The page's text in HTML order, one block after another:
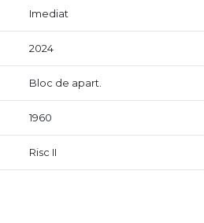
și un randament estimat de 12%.
cu dispozițiile Codului Civil (art.
Imediat
2024
Bloc de apart.
1960
Risc II